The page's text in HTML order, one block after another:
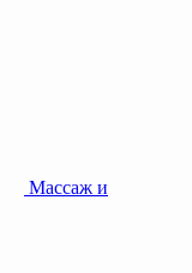
Массаж и